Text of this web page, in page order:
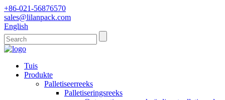
+86-021-56876570
sales@lilanpack.com
English
Tuis
Produkte
Palletiseerreeks
Palletiseringsreeks